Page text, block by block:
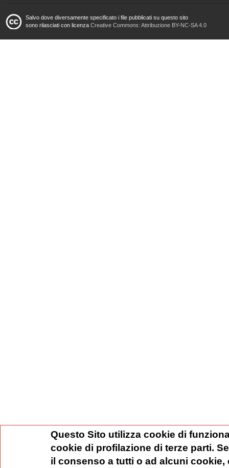
Salvo dove diversamente specificato i file pubblicati su questo sito
sono rilasciati con licenza Creative Commons: Attribuzione BY-NC-SA 4.0
Questo Sito utilizza cookie di
cookie di profilazione di terze parti.
il consenso a tutti o ad alcuni